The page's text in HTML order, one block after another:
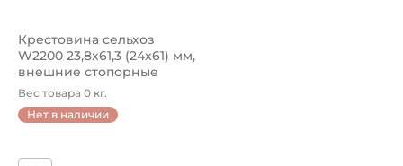
Крестовина сельхоз
W2200 23,8х61,3 (24х61) мм,
внешние стопорные
кольца...
Вес товара 0 кг.
Нет в наличии